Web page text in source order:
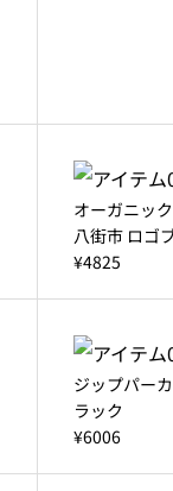
オーガニッ
八街市 ロゴ
¥4825
ジップパー
ラック
¥6006